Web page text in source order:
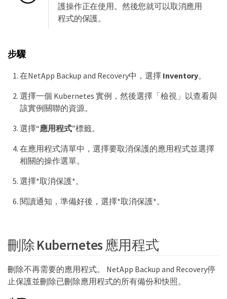
護操作正在使用。然後您就可以取消應用
程式的保護。
步驟
在NetApp Backup and Recovery中，選擇 Inventory。
選擇一個 Kubernetes 實例，然後選擇「檢視」以查看與
該實例關聯的資源。
選擇“應用程式”標籤。
在應用程式清單中，選擇要取消保護的應用程式並選擇
相關的操作選單。
選擇*取消保護*。
閱讀通知，準備好後，選擇*取消保護*。
刪除 Kubernetes 應用程式
刪除不再需要的應用程式。 NetApp Backup and Recovery停
止保護並刪除已刪除應用程式的所有備份和快照。